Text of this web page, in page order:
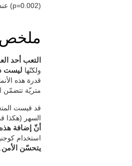
(p=0.002) عند أنماط التوقّع يتغيّر نسبة المتغير من 13,8% إلى 35,7%.
ملخص
التعب أحد
ولكنّها ليست
قدرة هذه
متريّة تتضمّن
السهر (هكذا
أنّ إضافة هذه
استخدام
يتحسّن الأمن